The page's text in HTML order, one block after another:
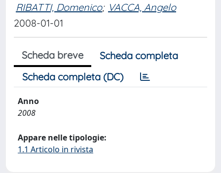
RIBATTI, Domenico; VACCA, Angelo
2008-01-01
Scheda breve
Scheda completa
Scheda completa (DC)
Anno
2008
Appare nelle tipologie:
1.1 Articolo in rivista